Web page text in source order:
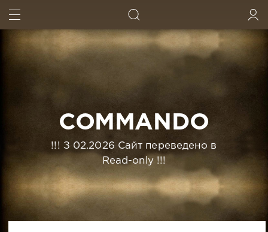
COMMANDO
!!! З 02.2026 Сайт переведено в
Read-only !!!